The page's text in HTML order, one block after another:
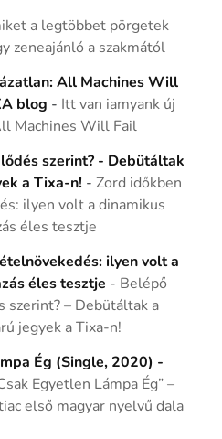
a legtöbbet pörgetek
zeneajánló a szakmától
All Machines Will
blog - Itt van iamyank új
Machines Will Fail
szerint? - Debütáltak
a Tixa-n! -Zord időkben
ilyen volt a dinamikus
éles tesztje
ilyen volt a
éles tesztje - Belépő
szerint? – Debütáltak a
jegyek a Tixa-n!
Ég (Single, 2020) -
Egyetlen Lámpa Ég” –
első magyar nyelvű dala